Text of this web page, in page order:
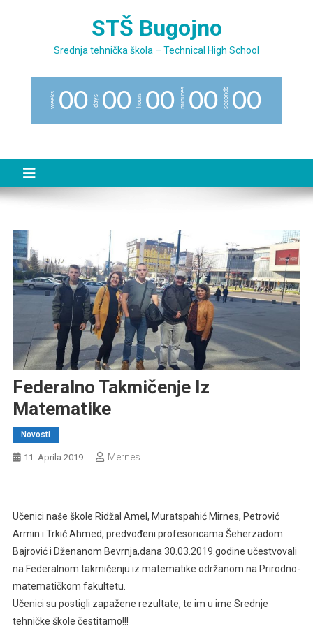
STŠ Bugojno
Srednja tehnička škola – Technical High School
weeks 00 days 00 hours 00 minutes 00 seconds 00
Federalno Takmičenje Iz
Matematike
Novosti
11. Aprila 2019. Mernes
Učenici naše škole Ridžal Amel, Muratspahić Mirnes, Petrović
Armin i Trkić Ahmed, predvođeni profesoricama Šeherzadom
Bajrović i Dženanom Bevrnja,dana 30.03.2019.godine učestvovali
na Federalnom takmičenju iz matematike održanom na Prirodno-
matematičkom fakultetu.
Učenici su postigli zapažene rezultate, te im u ime Srednje
tehničke škole čestitamo!!!